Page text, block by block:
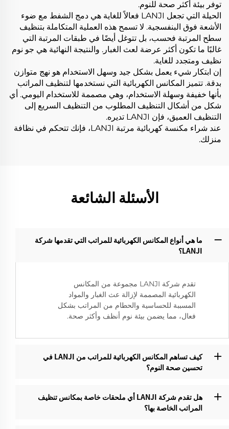
توفر بيئة أكثر صحة للنوم.
الحيلة التي تجعل LANJI فعالاً للغاية هي دمج الشفط مع ضوء
الأشعة فوق البنفسجية. لا تسمح هذه العملية المتكاملة بتنظيف
سطح المرتبة فحسب، بل تتوغل أيضًا في طبقات المرتبة التي
غالبًا ما تكون أكثر عرضة لعث الغبار. والنتيجة النهائية هي جو نوم
نظيف ومتجدد للغاية.
إن ابتكار شيء يعمل بشكل جيد وسهل الاستخدام هو نهج متوازن
بدقة. تتميز المكانس الكهربائية التي نستخدمها لتنظيف المراتب
بأنها خفيفة وسهلة الاستخدام، وهي مصممة للاستخدام اليومي. أي
شكل من أشكال التنظيف المطلوب من التنظيف السريع إلى
التنظيف العميق، فإن LANJI تديره.
عند شراء مكنسة كهربائية مرتبة LANJI، فإنك تتحكم في نظافة
منزلك.
الأسئلة الشائعة
ما هي أنواع المكانس الكهربائية للمراتب التي تقدمها شركة
LANJI؟‌
تقدم شركة LANJI مجموعة من المكانس
الكهربائية المصممة لإزالة عث الغبار والمواد
المسببة للحساسية والحطام من المراتب بشكل
فعال، مما يضمن بيئة نوم أنظف وأكثر صحة.
كيف تساهم المكانس الكهربائية للمراتب من LANJI في
تحسين صحة النوم؟
هل تقدم شركة LANJI أي ملحقات خاصة بمكانس تنظيف
المراتب الخاصة بها؟‌